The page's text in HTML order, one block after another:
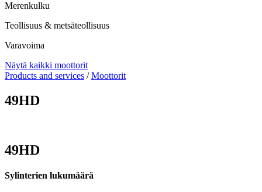
Merenkulku
Teollisuus & metsäteollisuus
Varavoima
Näytä kaikki moottorit
Products and services /Moottorit
49HD
49HD
Sylinterien lukumäärä